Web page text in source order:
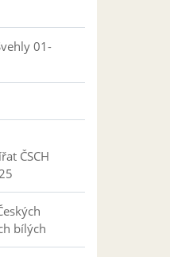
01-
ČSCH
bílých